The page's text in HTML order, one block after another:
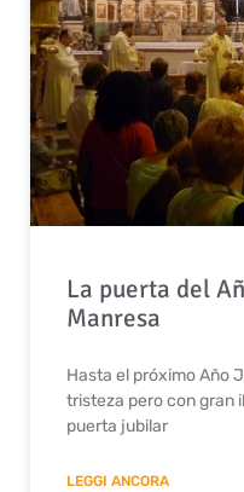
La puerta del
Manresa
Hasta el próximo Año
tristeza pero con gran
puerta jubilar
LEGGI ANCORA